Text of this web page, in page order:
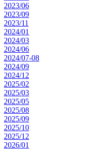
2023/06
2023/09
2023/11
2024/01
2024/03
2024/06
2024/07-08
2024/09
2024/12
2025/02
2025/03
2025/05
2025/08
2025/09
2025/10
2025/12
2026/01